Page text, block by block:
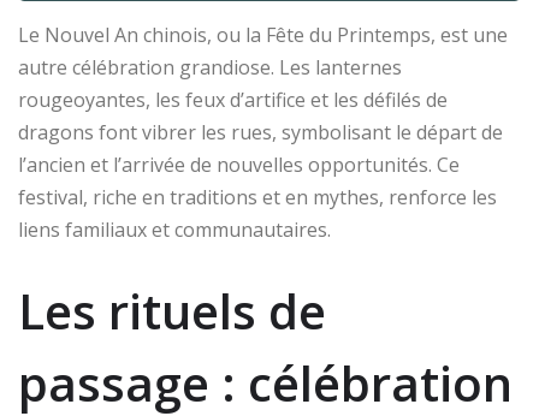
Le Nouvel An chinois, ou la Fête du Printemps, est une
autre célébration grandiose. Les lanternes
rougeoyantes, les feux d’artifice et les défilés de
dragons font vibrer les rues, symbolisant le départ de
l’ancien et l’arrivée de nouvelles opportunités. Ce
festival, riche en traditions et en mythes, renforce les
liens familiaux et communautaires.
Les rituels de
passage : célébration